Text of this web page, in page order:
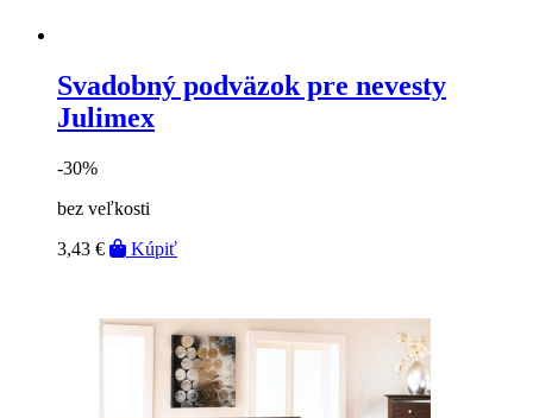
Svadobný podväzok pre nevesty
Julimex
-30%
bez veľkosti
3,43 €
Kúpiť